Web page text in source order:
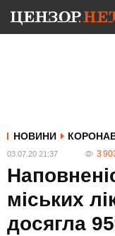
НОВИНИ
03.07.20 21:37 3
міських
досягла